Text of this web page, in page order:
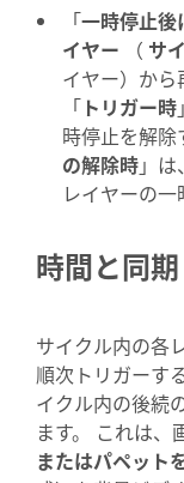
「一時停止後
イヤー （ サ
イヤー）から
「 トリガー時
時停止を解
の解除時」
レイヤーの一
時間と同
サイクル内の各
順次トリガーす
イクル内の後続
ます。 これは、
またはパペット